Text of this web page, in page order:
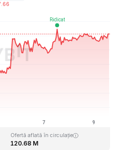
lei0.432979
Ofertă aflată în circulație
120.68 M